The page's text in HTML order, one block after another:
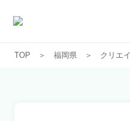
求
TOP 福岡県 クリエ